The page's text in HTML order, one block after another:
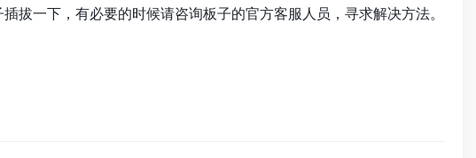
拔一下，有必要的时候请咨询板子的官方客服人员，寻求解决方法。